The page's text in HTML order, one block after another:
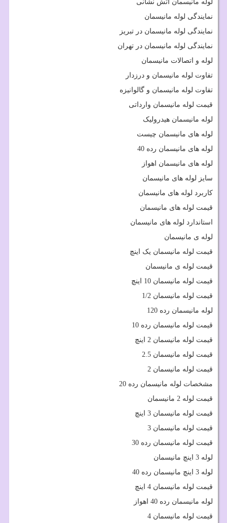
لوله مانیسمان آتش نشانی
نمایندگی لوله مانیسمان
نمایندگی لوله مانیسمان در تبریز
نمایندگی لوله مانیسمان در تهران
لوله و اتصالات مانیسمان
تفاوت لوله مانیسمان و درزدار
تفاوت لوله مانیسمان و گالوانیزه
قیمت لوله مانیسمان وارداتی
لوله مانیسمان هیدرولیک
لوله های مانیسمان چیست
لوله های مانیسمان رده 40
لوله های مانیسمان اهواز
سایز لوله های مانیسمان
کاربرد لوله های مانیسمان
قیمت لوله های مانیسمان
استاندارد لوله های مانیسمان
لوله ی مانیسمان
قیمت لوله مانیسمان یک اینچ
قیمت لوله ی مانیسمان
قیمت لوله مانیسمان 10 اینچ
قیمت لوله مانیسمان 1/2
لوله مانیسمان رده 120
قیمت لوله مانیسمان رده 10
قیمت لوله مانیسمان 2 اینچ
قیمت لوله مانیسمان 2.5
قیمت لوله مانیسمان 2
مشخصات لوله مانیسمان رده 20
قیمت لوله 2 مانیسمان
قیمت لوله مانیسمان 3 اینچ
قیمت لوله مانیسمان 3
قیمت لوله مانیسمان رده 30
لوله 3 اینچ مانیسمان
لوله 3 اینچ مانیسمان رده 40
قیمت لوله مانیسمان 4 اینچ
لوله مانیسمان رده 40 اهواز
قیمت لوله مانیسمان 4